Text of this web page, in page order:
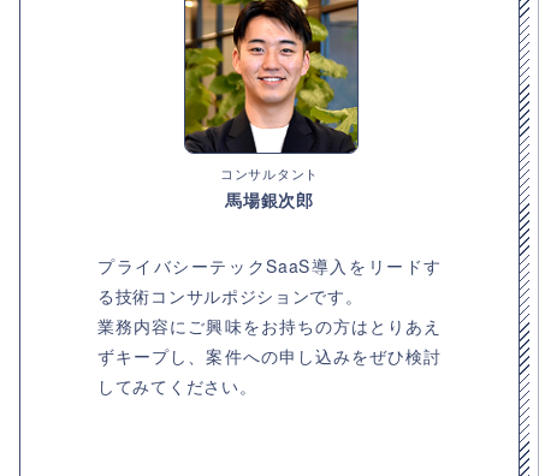
コンサルタント
馬場銀次郎
プライバシーテックSaaS導入をリードす
る技術コンサルポジションです。
業務内容にご興味をお持ちの方はとりあえ
ずキープし、案件への申し込みをぜひ検討
してみてください。